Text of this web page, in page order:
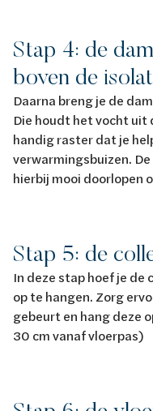
Stap 4: de
boven de
Daarna breng je de
Die houdt het vocht uit
handig raster dat je
verwarmingsbuizen.
hierbij mooi doorlopen
Stap 5: de
In deze stap hoef je
op te hangen. Zorg
gebeurt en hang deze
30 cm vanaf vloerpas)